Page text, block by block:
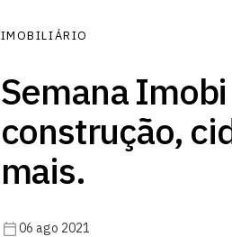
IMOBILIÁRIO
Semana
construção,
mais.
06 ago 2021